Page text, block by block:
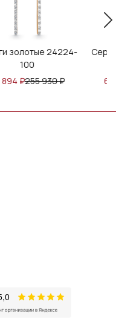
Серьги золотые 26646-
64 030₽167 400